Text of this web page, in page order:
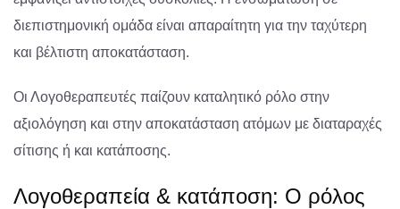
διεπιστημονική ομάδα είναι απαραίτητη για την ταχύτερη
και βέλτιστη αποκατάσταση.
Οι Λογοθεραπευτές παίζουν καταλητικό ρόλο στην
αξιολόγηση και στην αποκατάσταση ατόμων με διαταραχές
σίτισης ή και κατάποσης.
Λογοθεραπεία & κατάποση: Ο ρόλος